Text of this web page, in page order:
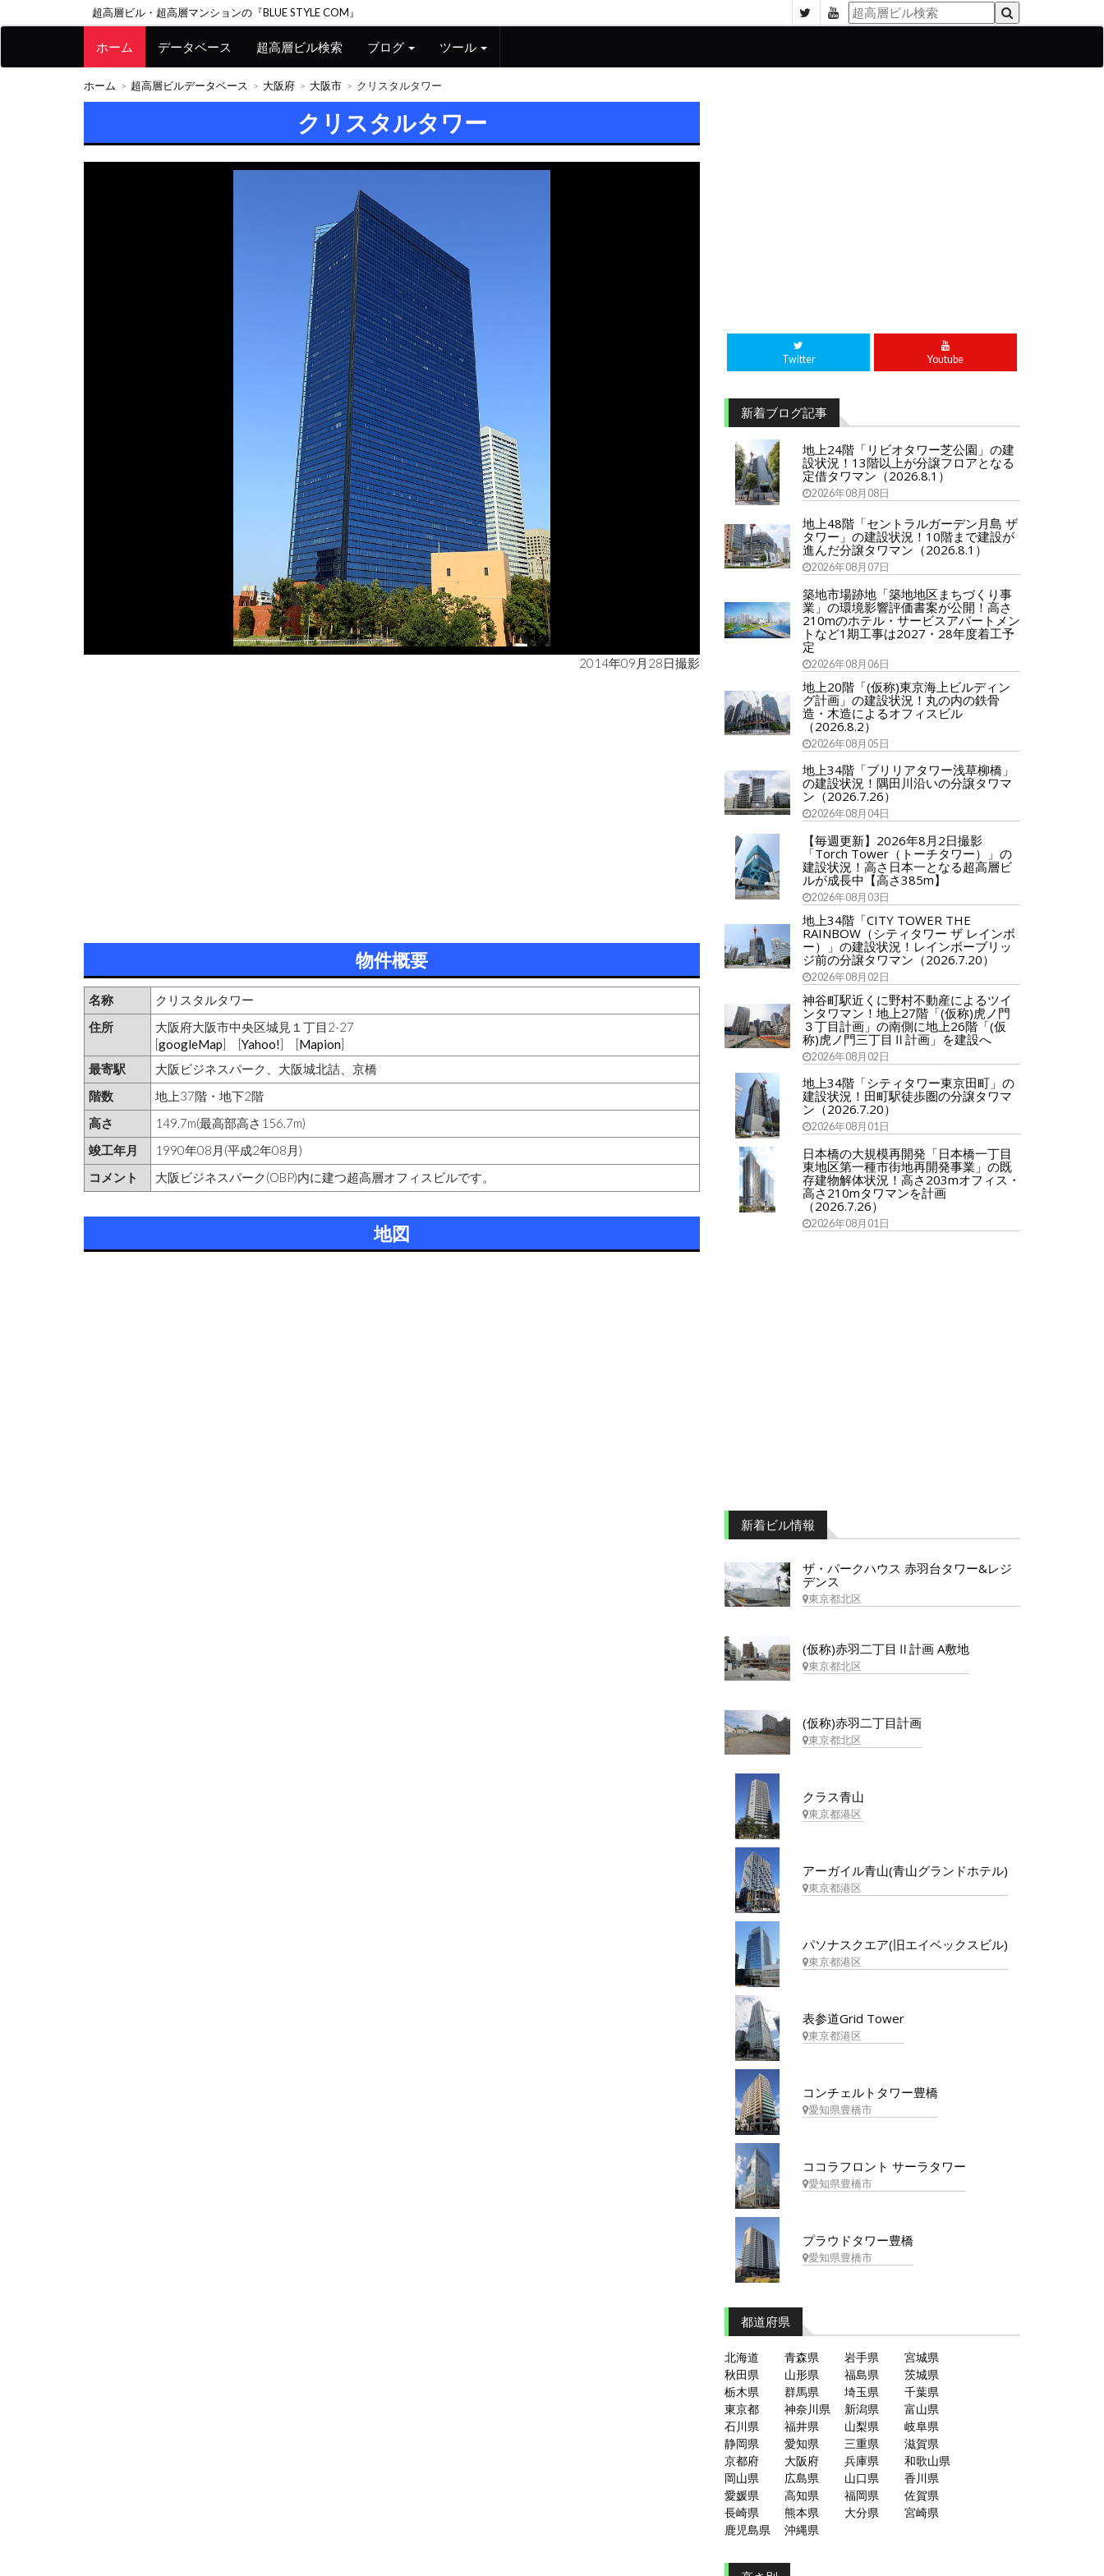
超高層ビル・超高層マンションの『BLUE STYLE COM』
ホーム データベース 超高層ビル検索 ブログ ツール
ホーム 超高層ビルデータベース 大阪府 大阪市 クリスタルタワー
クリスタルタワー
2014年09月28日撮影
物件概要
名称
クリスタルタワー
住所
大阪府大阪市中央区城見１丁目2-27
[googleMap] [Yahoo!] [Mapion]
最寄駅
大阪ビジネスパーク、大阪城北詰、京橋
階数
地上37階・地下2階
高さ
149.7m(最高部高さ156.7m)
竣工年月
1990年08月(平成2年08月)
コメント
大阪ビジネスパーク(OBP)内に建つ超高層オフィスビルです。
地図
Twitter Youtube
新着ブログ記事
地上24階「リビオタワー芝公園」の建
設状況！13階以上が分譲フロアとなる
定借タワマン（2026.8.1）
2026年08月08日
地上48階「セントラルガーデン月島 ザ
タワー」の建設状況！10階まで建設が
進んだ分譲タワマン（2026.8.1）
2026年08月07日
築地市場跡地「築地地区まちづくり事
業」の環境影響評価書案が公開！高さ
210mのホテル・サービスアパートメン
トなど1期工事は2027・28年度着工予
定
2026年08月06日
地上20階「(仮称)東京海上ビルディン
グ計画」の建設状況！丸の内の鉄骨
造・木造によるオフィスビル
（2026.8.2）
2026年08月05日
地上34階「ブリリアタワー浅草柳橋」
の建設状況！隅田川沿いの分譲タワマ
ン（2026.7.26）
2026年08月04日
【毎週更新】2026年8月2日撮影
「Torch Tower（トーチタワー）」の
建設状況！高さ日本一となる超高層ビ
ルが成長中【高さ385m】
2026年08月03日
地上34階「CITY TOWER THE
RAINBOW（シティタワー ザ レインボ
ー）」の建設状況！レインボーブリッ
ジ前の分譲タワマン（2026.7.20）
2026年08月02日
神谷町駅近くに野村不動産によるツイ
ンタワマン！地上27階「(仮称)虎ノ門
３丁目計画」の南側に地上26階「(仮
称)虎ノ門三丁目Ⅱ計画」を建設へ
2026年08月02日
地上34階「シティタワー東京田町」の
建設状況！田町駅徒歩圏の分譲タワマ
ン（2026.7.20）
2026年08月01日
日本橋の大規模再開発「日本橋一丁目
東地区第一種市街地再開発事業」の既
存建物解体状況！高さ203mオフィス・
高さ210mタワマンを計画
（2026.7.26）
2026年08月01日
新着ビル情報
ザ・パークハウス 赤羽台タワー&レジ
デンス
東京都北区
(仮称)赤羽二丁目Ⅱ計画 A敷地
東京都北区
(仮称)赤羽二丁目計画
東京都北区
クラス青山
東京都港区
アーガイル青山(青山グランドホテル)
東京都港区
パソナスクエア(旧エイベックスビル)
東京都港区
表参道Grid Tower
東京都港区
コンチェルトタワー豊橋
愛知県豊橋市
ココラフロント サーラタワー
愛知県豊橋市
プラウドタワー豊橋
愛知県豊橋市
都道府県
北海道 青森県 岩手県
宮城県
秋田県
山形県 福島県
茨城県
栃木県
群馬県 埼玉県
千葉県
東京都
神奈川県 新潟県
富山県
石川県
福井県 山梨県
岐阜県
静岡県
愛知県 三重県
滋賀県
京都府
大阪府 兵庫県
和歌山県
岡山県
広島県 山口県
香川県
愛媛県
高知県 福岡県
佐賀県
長崎県
熊本県 大分県
宮崎県
鹿児島県
沖縄県